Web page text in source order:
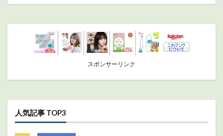
スポンサーリンク
人気記事 TOP3